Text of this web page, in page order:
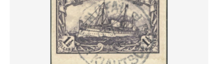
Payment methods
PayPal
Bank transfer
Visa
MasterCard